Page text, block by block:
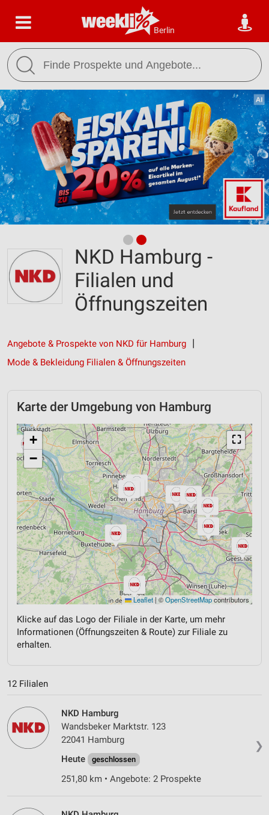
Berlin
NKD Hamburg -
Filialen und
Öffnungszeiten
Angebote & Prospekte von NKD für Hamburg
Mode & Bekleidung Filialen & Öffnungszeiten
Karte der Umgebung von Hamburg
⛶
+
−
Leaflet| ©OpenStreetMapcontributors
Klicke auf das Logo der Filiale in der Karte, um mehr
Informationen (Öffnungszeiten & Route) zur Filiale zu
erhalten.
12 Filialen
❯
NKD Hamburg
Wandsbeker Marktstr. 123
22041 Hamburg
Heute
geschlossen
251,80 km • Angebote: 2 Prospekte